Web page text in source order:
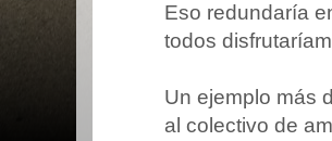
Eso redundaría
todos
Un ejemplo más
al colectivo de